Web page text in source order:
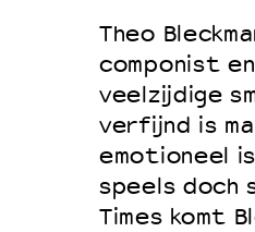
Werken bij
Wie is wie
Word vriend
Historie
Partners
Huisregels
Theo
componist
veelzijdige
verfijnd is
emotioneel
speels doch
Times komt